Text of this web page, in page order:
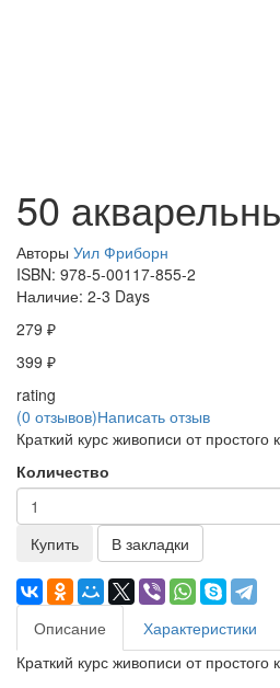
50
Авторы Уил Фриборн
ISBN: 978-5-00117-855-2
Наличие: 2-3 Days
279 ₽
399 ₽
rating
(0 отзывов)Написать отзыв
Краткий курс живописи от простого
Количество
Купить В закладки
Описание Характеристики
Краткий курс живописи от простого